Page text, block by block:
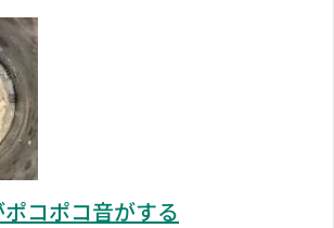
コポコ音がする